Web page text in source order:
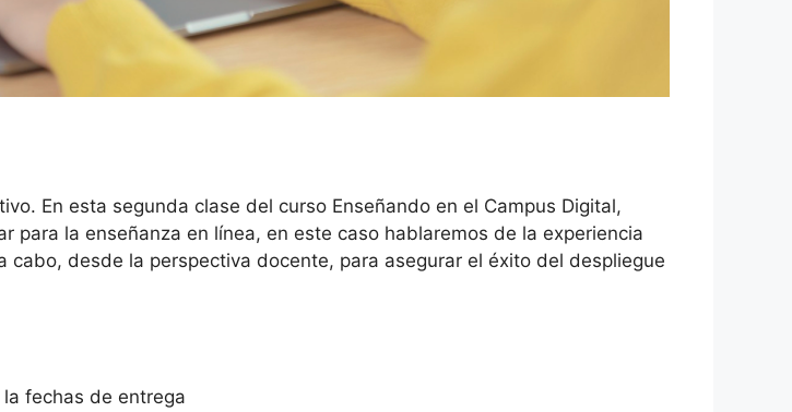
En esta segunda clase del curso Enseñando en el Campus Digital,
para la enseñanza en línea, en este caso hablaremos de la experiencia
desde la perspectiva docente, para asegurar el éxito del despliegue
fechas de entrega